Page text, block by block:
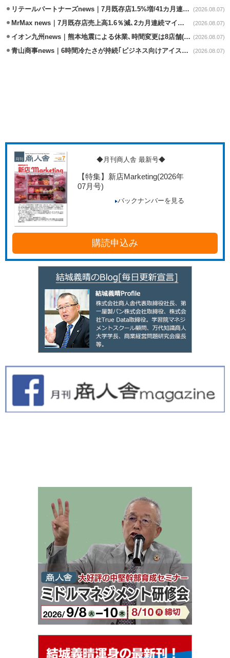
リテールパートナーズnews｜7月既存店1.5%増/41カ月連続増 (2026.08.07)
MrMax news｜7月既存店売上高1.6％減､2カ月連続マイナス (2026.08.07)
イオン九州news｜熊本地震による休業､時間変更は8店舗(8/7時点) (2026.08.07)
青山商事news｜6時間冷たさが持続｢ビジネス向けアイスベスト｣発売 (2026.08.07)
◆月刊商人舎 最新号◆
【特集】新店Marketing(2026年
07月号)
バックナンバーを見る
購読申込み